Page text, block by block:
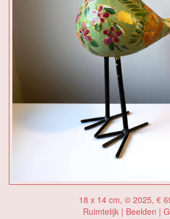
18 x 14 cm, © 2025, €
Ruimtelijk | Beelden |